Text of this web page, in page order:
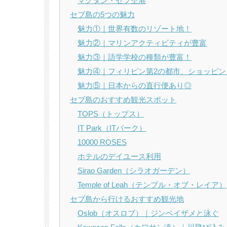
セブ島の5つの魅力
魅力①｜世界有数のリゾート地！
魅力②｜マリンアクティビティが豊富
魅力③｜語学学校の種類が豊富！
魅力④｜フィリピン第2の都市、ショッピン
魅力⑤｜日本からの直行便あり◎
セブ島のおすすめ観光スポット
TOPS（トップス）
IT Park（ITパーク）
10000 ROSES
ホテルのデイユース利用
Sirao Garden（シラオガーデン）
Temple of Leah（テンプル・オブ・レイア）
セブ島から行けるおすすめ観光地
Oslob（オスロブ）｜ジンベイザメと泳ぐ